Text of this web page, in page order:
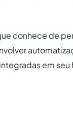
conhece de
em seu